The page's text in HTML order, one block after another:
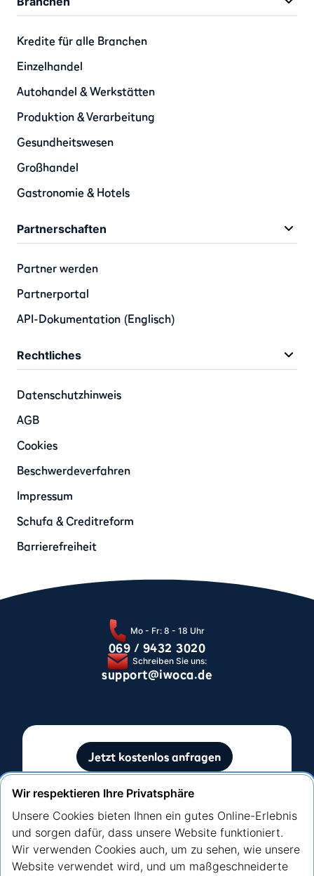
Kredite für alle Branchen
Einzelhandel
Autohandel & Werkstätten
Produktion & Verarbeitung
Gesundheitswesen
Großhandel
Gastronomie & Hotels
Partnerschaften
Partner werden
Partnerportal
API-Dokumentation (Englisch)
Rechtliches
Datenschutzhinweis
AGB
Cookies
Beschwerdeverfahren
Impressum
Schufa & Creditreform
Barrierefreiheit
Mo - Fr: 8 - 18 Uhr
069 / 9432 3020
Schreiben Sie uns:
support@iwoca.de
Jetzt kostenlos anfragen
Wir respektieren Ihre Privatsphäre
Unsere Cookies bieten Ihnen ein gutes Online-Erlebnis
und sorgen dafür, dass unsere Website funktioniert.
Wir verwenden Cookies auch, um zu sehen, wie unsere
Website verwendet wird, und um maßgeschneiderte